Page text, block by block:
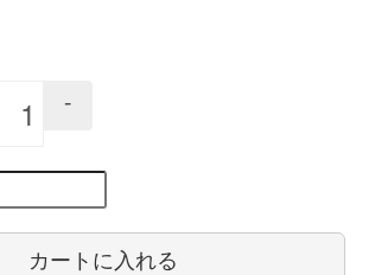
-
カートに入れる